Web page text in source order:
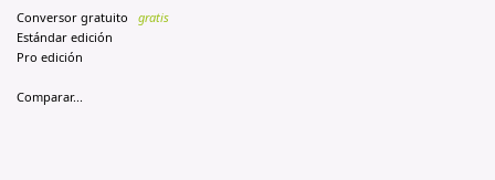
Conversor gratuito
gratis
Estándar edición
Pro edición
Comparar...